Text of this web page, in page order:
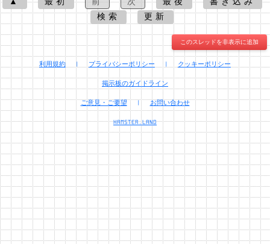
▲ 最初 前 次 最後
書き込み
検索
更新
このスレッドを非表示に追加
利用規約 | プライバシーポリシー | クッキーポリシー
掲示板のガイドライン
ご意見・ご要望 | お問い合わせ
HAMSTER.LAND